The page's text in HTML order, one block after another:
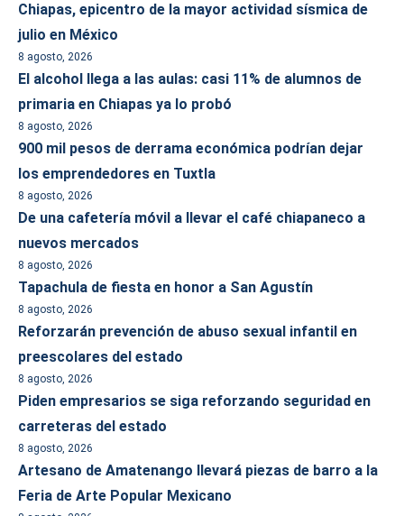
Chiapas, epicentro de la mayor actividad sísmica de
julio en México
8 agosto, 2026
El alcohol llega a las aulas: casi 11% de alumnos de
primaria en Chiapas ya lo probó
8 agosto, 2026
900 mil pesos de derrama económica podrían dejar
los emprendedores en Tuxtla
8 agosto, 2026
De una cafetería móvil a llevar el café chiapaneco a
nuevos mercados
8 agosto, 2026
Tapachula de fiesta en honor a San Agustín
8 agosto, 2026
Reforzarán prevención de abuso sexual infantil en
preescolares del estado
8 agosto, 2026
Piden empresarios se siga reforzando seguridad en
carreteras del estado
8 agosto, 2026
Artesano de Amatenango llevará piezas de barro a la
Feria de Arte Popular Mexicano